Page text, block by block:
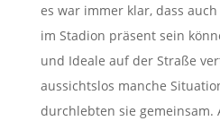
es war immer klar, dass
im Stadion präsent sein
und Ideale auf der Straße
aussichtslos manche
durchlebten sie gemeinsam.